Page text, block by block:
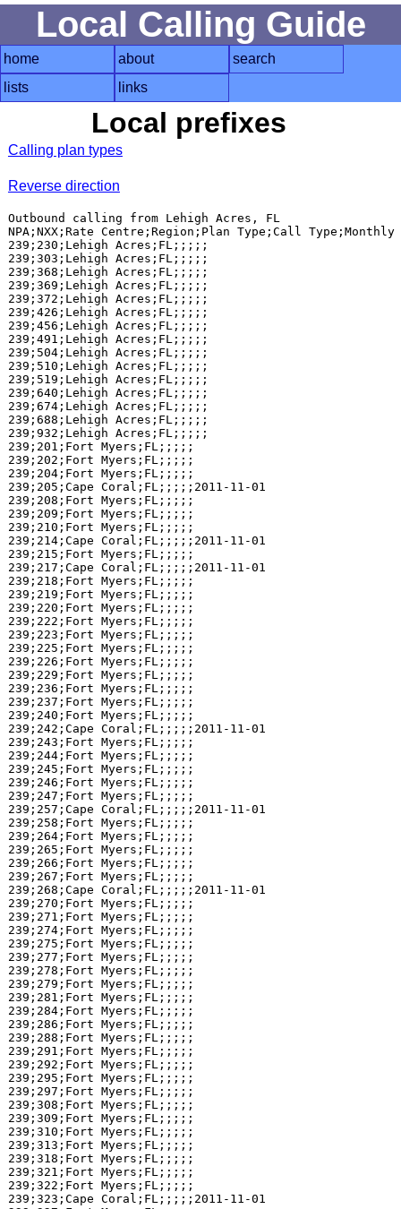
Local Calling Guide
home about
search
lists
links
Local prefixes
Calling plan types
Reverse direction
Outbound calling from Lehigh Acres, FL
NPA;NXX;Rate Centre;Region;Plan Type;Call
239;230;Lehigh Acres;FL;;;;;
239;303;Lehigh Acres;FL;;;;;
239;368;Lehigh Acres;FL;;;;;
239;369;Lehigh Acres;FL;;;;;
239;372;Lehigh Acres;FL;;;;;
239;426;Lehigh Acres;FL;;;;;
239;456;Lehigh Acres;FL;;;;;
239;491;Lehigh Acres;FL;;;;;
239;504;Lehigh Acres;FL;;;;;
239;510;Lehigh Acres;FL;;;;;
239;519;Lehigh Acres;FL;;;;;
239;640;Lehigh Acres;FL;;;;;
239;674;Lehigh Acres;FL;;;;;
239;688;Lehigh Acres;FL;;;;;
239;932;Lehigh Acres;FL;;;;;
239;201;Fort Myers;FL;;;;;
239;202;Fort Myers;FL;;;;;
239;204;Fort Myers;FL;;;;;
239;205;Cape Coral;FL;;;;;2011-11-01
239;208;Fort Myers;FL;;;;;
239;209;Fort Myers;FL;;;;;
239;210;Fort Myers;FL;;;;;
239;214;Cape Coral;FL;;;;;2011-11-01
239;215;Fort Myers;FL;;;;;
239;217;Cape Coral;FL;;;;;2011-11-01
239;218;Fort Myers;FL;;;;;
239;219;Fort Myers;FL;;;;;
239;220;Fort Myers;FL;;;;;
239;222;Fort Myers;FL;;;;;
239;223;Fort Myers;FL;;;;;
239;225;Fort Myers;FL;;;;;
239;226;Fort Myers;FL;;;;;
239;229;Fort Myers;FL;;;;;
239;236;Fort Myers;FL;;;;;
239;237;Fort Myers;FL;;;;;
239;240;Fort Myers;FL;;;;;
239;242;Cape Coral;FL;;;;;2011-11-01
239;243;Fort Myers;FL;;;;;
239;244;Fort Myers;FL;;;;;
239;245;Fort Myers;FL;;;;;
239;246;Fort Myers;FL;;;;;
239;247;Fort Myers;FL;;;;;
239;257;Cape Coral;FL;;;;;2011-11-01
239;258;Fort Myers;FL;;;;;
239;264;Fort Myers;FL;;;;;
239;265;Fort Myers;FL;;;;;
239;266;Fort Myers;FL;;;;;
239;267;Fort Myers;FL;;;;;
239;268;Cape Coral;FL;;;;;2011-11-01
239;270;Fort Myers;FL;;;;;
239;271;Fort Myers;FL;;;;;
239;274;Fort Myers;FL;;;;;
239;275;Fort Myers;FL;;;;;
239;277;Fort Myers;FL;;;;;
239;278;Fort Myers;FL;;;;;
239;279;Fort Myers;FL;;;;;
239;281;Fort Myers;FL;;;;;
239;284;Fort Myers;FL;;;;;
239;286;Fort Myers;FL;;;;;
239;288;Fort Myers;FL;;;;;
239;291;Fort Myers;FL;;;;;
239;292;Fort Myers;FL;;;;;
239;295;Fort Myers;FL;;;;;
239;297;Fort Myers;FL;;;;;
239;308;Fort Myers;FL;;;;;
239;309;Fort Myers;FL;;;;;
239;310;Fort Myers;FL;;;;;
239;313;Fort Myers;FL;;;;;
239;318;Fort Myers;FL;;;;;
239;321;Fort Myers;FL;;;;;
239;322;Fort Myers;FL;;;;;
239;323;Cape Coral;FL;;;;;2011-11-01